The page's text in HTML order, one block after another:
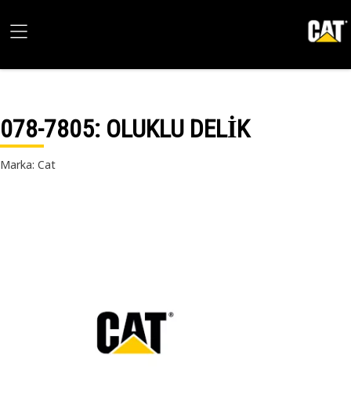
078-7805: OLUKLU DELİK
Marka: Cat